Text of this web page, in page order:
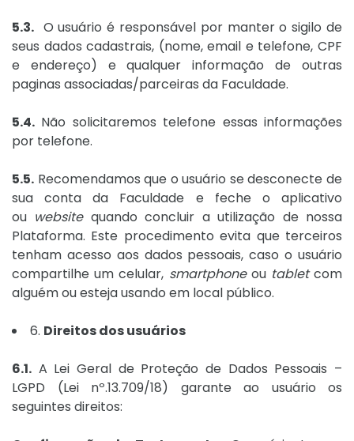
5.3. O usuário é responsável por manter o sigilo de
seus dados cadastrais, (nome, email e telefone, CPF
e endereço) e qualquer informação de outras
paginas associadas/parceiras da Faculdade.
5.4. Não solicitaremos telefone essas informações
por telefone.
5.5. Recomendamos que o usuário se desconecte de
sua conta da Faculdade e feche o aplicativo
ou websitequando concluir a utilização de nossa
Plataforma. Este procedimento evita que terceiros
tenham acesso aos dados pessoais, caso o usuário
compartilhe um celular, smartphoneou tabletcom
alguém ou esteja usando em local público.
6. Direitos dos usuários
6.1. A Lei Geral de Proteção de Dados Pessoais –
LGPD (Lei nº.13.709/18) garante ao usuário os
seguintes direitos: